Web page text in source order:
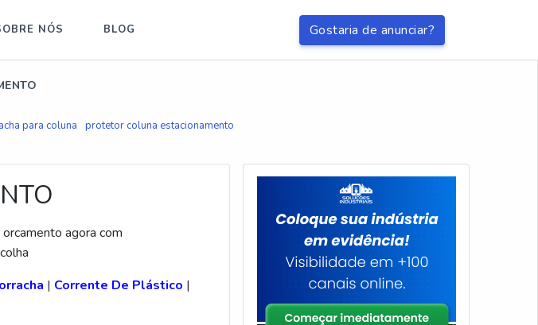
Gostaria de anunciar?
NÓS BLOG
para coluna protetor coluna estacionamento
agora com
| Corrente De Plástico |